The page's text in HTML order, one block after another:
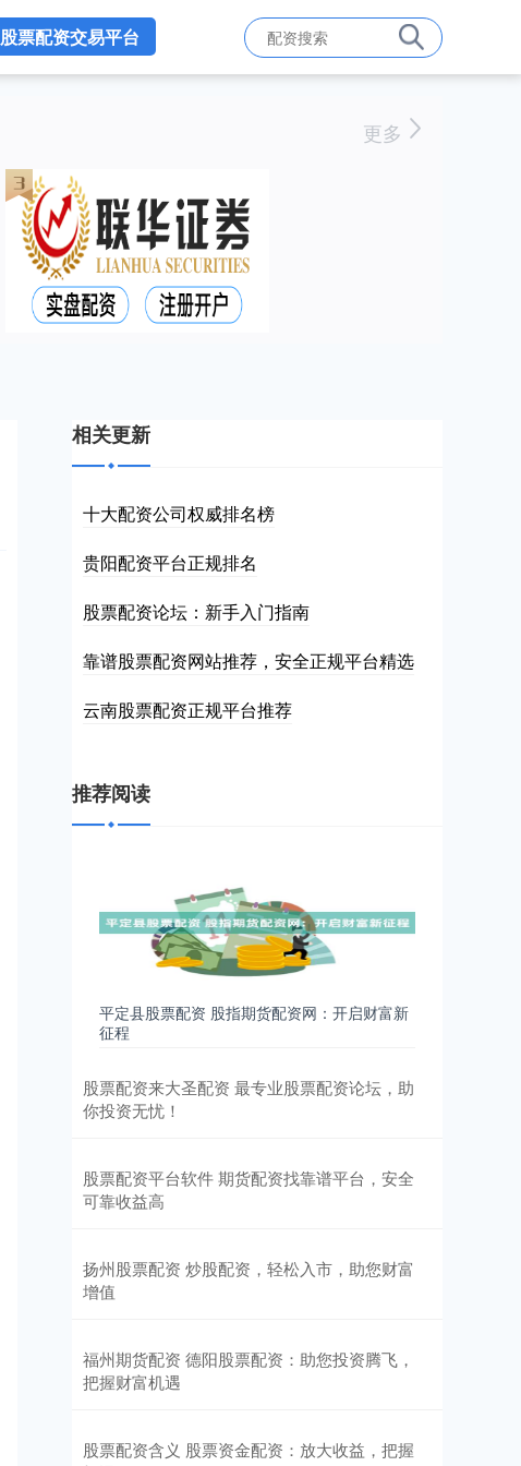
股票配资交易平台
更多
相关更新
十大配资公司权威排名榜
贵阳配资平台正规排名
股票配资论坛：新手入门指南
靠谱股票配资网站推荐，安全正规平台精选
云南股票配资正规平台推荐
推荐阅读
平定县股票配资 股指期货配资网：开启财富新
征程
股票配资来大圣配资 最专业股票配资论坛，助
你投资无忧！
股票配资平台软件 期货配资找靠谱平台，安全
可靠收益高
扬州股票配资 炒股配资，轻松入市，助您财富
增值
福州期货配资 德阳股票配资：助您投资腾飞，
把握财富机遇
股票配资含义 股票资金配资：放大收益，把握